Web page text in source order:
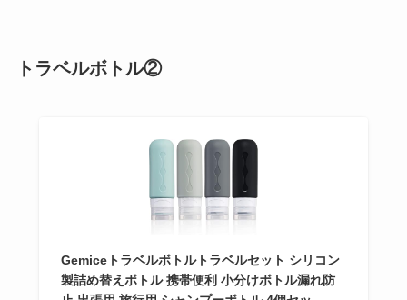
トラベルボトル②
Gemiceトラベルボトルトラベルセット シリコン
製詰め替えボトル 携帯便利 小分けボトル漏れ防